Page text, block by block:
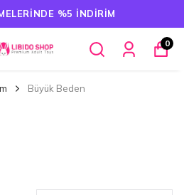
%5 İNDIRIM
0
Büyük Beden